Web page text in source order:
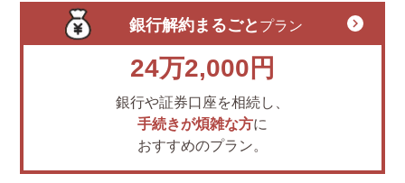
銀行解約まるごと プラン
24万2,000円
銀行や証券口座を相続し、
手続きが煩雑な方に
おすすめのプラン。